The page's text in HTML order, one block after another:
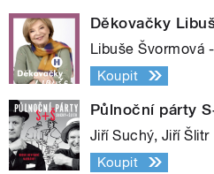
Děkovačky
Libuše Švormová
Koupit
Půlnoční párty
Jiří Suchý, Jiří Šlitr
Koupit